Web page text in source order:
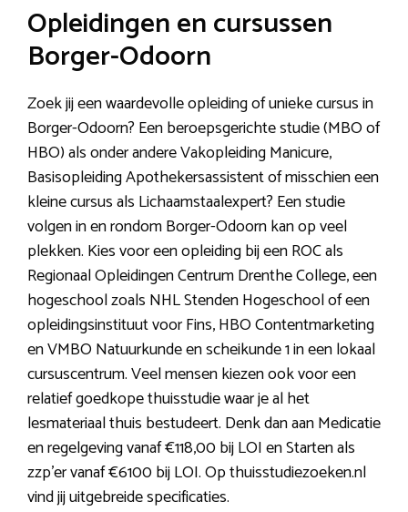
Opleidingen en cursussen
Borger-Odoorn
Zoek jij een waardevolle opleiding of unieke cursus in
Borger-Odoorn? Een beroepsgerichte studie (MBO of
HBO) als onder andere Vakopleiding Manicure,
Basisopleiding Apothekersassistent of misschien een
kleine cursus als Lichaamstaalexpert? Een studie
volgen in en rondom Borger-Odoorn kan op veel
plekken. Kies voor een opleiding bij een ROC als
Regionaal Opleidingen Centrum Drenthe College, een
hogeschool zoals NHL Stenden Hogeschool of een
opleidingsinstituut voor Fins, HBO Contentmarketing
en VMBO Natuurkunde en scheikunde 1 in een lokaal
cursuscentrum. Veel mensen kiezen ook voor een
relatief goedkope thuisstudie waar je al het
lesmateriaal thuis bestudeert. Denk dan aan Medicatie
en regelgeving vanaf €118,00 bij LOI en Starten als
zzp’er vanaf €6100 bij LOI. Op thuisstudiezoeken.nl
vind jij uitgebreide specificaties.